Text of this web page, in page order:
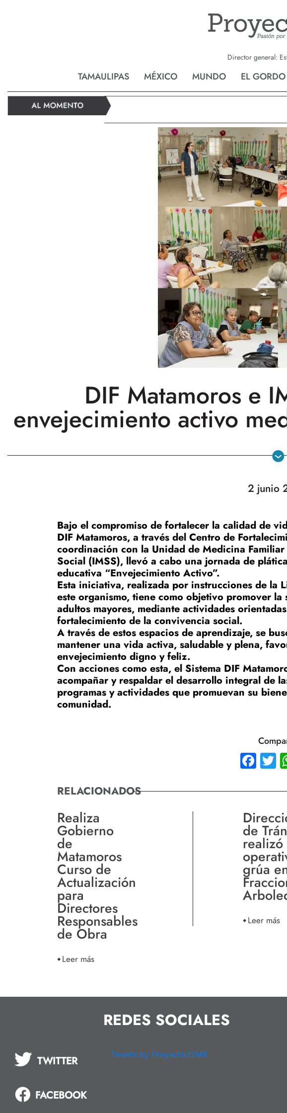
Director general:
TAMAULIPAS MÉXICO MUNDO EL
Reynosa
DIF Matamoros e
envejecimiento activo
2 junio
Bajo el compromiso de fortalecer la calidad de
DIF Matamoros, a través del Centro de
coordinación con la Unidad de Medicina
Social (IMSS), llevó a cabo una jornada de
educativa “Envejecimiento Activo”.
Esta iniciativa, realizada por instrucciones de la
este organismo, tiene como objetivo promover
adultos mayores, mediante actividades
fortalecimiento de la convivencia social.
A través de estos espacios de aprendizaje, se
mantener una vida activa, saludable y plena,
envejecimiento digno y feliz.
Con acciones como esta, el Sistema DIF
acompañar y respaldar el desarrollo integral de
programas y actividades que promuevan su
comunidad.
RELACIONADOS
Realiza
Gobierno
de
Matamoros
Curso de
Actualización
para
Directores
Responsables
de Obra
Leer más
de
realizó
grúa
Leer más
REDES SOCIALES
TWITTER
FACEBOOK
Tweets by Proyecto22MX